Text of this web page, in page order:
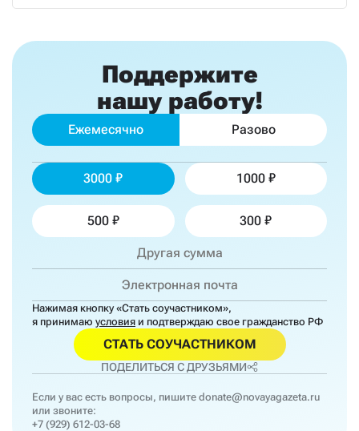
Поддержите
нашу работу!
Ежемесячно Разово
3000 1000
500 300
Нажимая кнопку «Стать соучастником»,
я принимаю условия и подтверждаю свое гражданство РФ
СТАТЬ СОУЧАСТНИКОМ
ПОДЕЛИТЬСЯ С ДРУЗЬЯМИ
Если у вас есть вопросы, пишите donate@novayagazeta.ru
или звоните:
+7 (929) 612-03-68